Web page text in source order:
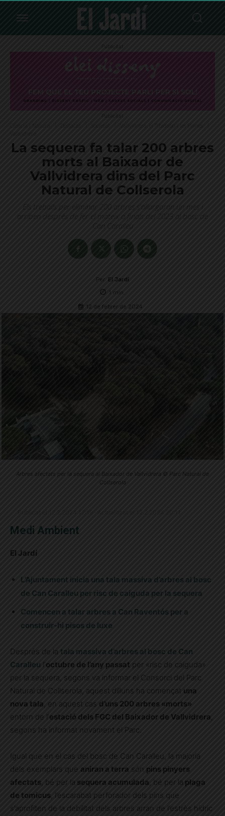
Publicitat
Publicitat
La sequera fa talar 200 arbres
morts al Baixador de
Vallvidrera dins del Parc
Natural de Collserola
Els treballs per eliminar 200 arbres s'allargaran un mes i
arriben després de fer el mateix a finals del 2023 al bosc de
Can Caralleu
Per El Jardí
1 min.
12 de febrer de 2024
Arbres afectats per la sequera al Baixador de Vallvidrera © Parc Natural de
Collserola
Medi Ambient
El Jardí
L’Ajuntament inicia una tala massiva d’arbres al bosc
de Can Caralleu per risc de caiguda per la sequera
Comencen a talar arbres a Can Raventós per a
construir-hi pisos de luxe
Després de la tala massiva d’arbres al bosc de Can
Caralleu l’octubre de l’any passat per «risc de caiguda»
per la sequera, segons va informar el Consorci del Parc
Natural de Collserola, aquest dilluns ha començat una
nova tala, en aquest cas d’uns 200 arbres «morts»
entorn de l’estació dels FGC del Baixador de Vallvidrera,
segons ha informat novament el Parc.
Igual que en el cas del bosc de Can Caralleu, la majoria
dels exemplars que aniran a terra són pins pinyers
afectats, bé per la sequera acumulada , bé per la plaga
de tomicus , l’escarabat perforador dels pins que
s’aprofiten de la debilitat dels arbres arran de l’estrès hídric